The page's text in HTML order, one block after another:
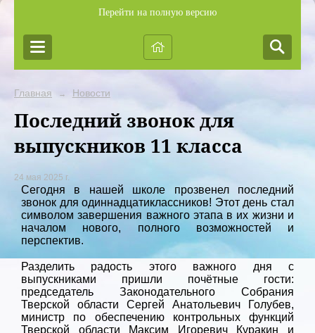
Перейти на полную версию
Главная → Новости
Последний звонок для
выпускников 11 класса
24 мая 2025 г.
Сегодня в нашей школе прозвенел последний
звонок для одиннадцатиклассников! Этот день стал
символом завершения важного этапа в их жизни и
началом нового, полного возможностей и
перспектив.
Разделить радость этого важного дня с
выпускниками пришли почётные гости:
председатель Законодательного Собрания
Тверской области Сергей Анатольевич Голубев,
министр по обеспечению контрольных функций
Тверской области Максим Игоревич Куракин и